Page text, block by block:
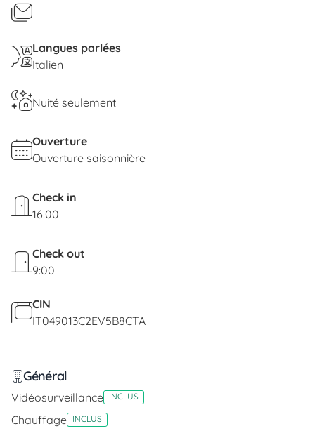
du dimanche au dimanche.
Langues parlées
Italien
Nuité seulement
Ouverture
Ouverture saisonnière
Check in
16:00
Check out
9:00
CIN
IT049013C2EV5B8CTA
Général
Vidéosurveillance INCLUS
Chauffage INCLUS